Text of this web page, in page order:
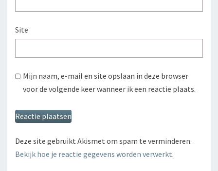
Site
Mijn naam, e-mail en site opslaan in deze browser
voor de volgende keer wanneer ik een reactie plaats.
Deze site gebruikt Akismet om spam te verminderen.
Bekijk hoe je reactie gegevens worden verwerkt.